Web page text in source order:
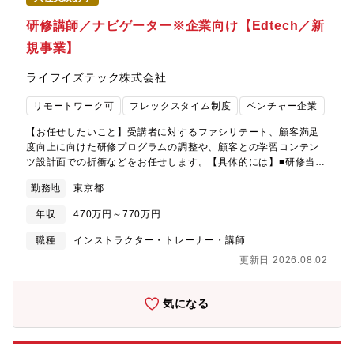
ト可能（全社イベントや業務の必要に応じて東京本社に出社して
いただく必要有）※常時出社しているメンバーや週一出社、月一
出社、社内イベントや大型の飲み会など必要がある際に出社する
メンバーなど様々です。リモート勤務を推奨致しますが、イベン
大切にする文化です。■研修期間について入社後のオンボーディン
グ期間として2～3ヶ月間の研修期間を設けております。（メール
研修・電話研修（受電/架電））研修の中では3ステップを設ける
ことで、達成感を感じながら階段を上がるプロセスを組んでおり
ます。
対して、これからの時代に必要なマインドやスキルセットの習得
を目的としたワークショップ（主力商品は以下3つのシリーズ）
■AIレディネス研修■DXレディネス研修■シチズンデベロップメン
ト（市民開発）研修【顧客先・導入企業】大手企業を中心に、行
DX推進部、人事部の方が商談相手となります。※導入企業例サン
トリーホールディングス、ソニーグループ、NEC、村田製作所、
博報堂DYホールディングス、山梨県 等【ヒト・組織の魅力】
業拡大とともに、組織も拡大。新規事業立ち上げフェーズと、ス
ケールしていく瞬間を実感できます。■商品開発、マーケティン
グ、セールス、研修ファシリテーター、事業企画など、ほとんど
の機能が事業部内にあるため、専門性を追求することも、複数の
ス事例】■セールス（1年） →セールスマネージャー■研修ファシ
ディレクター（1年経験）→事業企画 など【配属先：DX事業部
について】2021年に立ち上がったDX事業部は、今まで中高生向
ジタルネイティブ世代"が、大手企業の役員にリバースメンタリン
研修講師／ナビゲーター※企業向け【Edtech／新
規事業】
ライフイズテック株式会社
リモートワーク可 フレックスタイム制度 ベンチャー企業
【お任せしたいこと】受講者に対するファシリテート、顧客満足
度向上に向けた研修プログラムの調整や、顧客との学習コンテン
ツ設計面での折衝などをお任せします。【具体的には】■研修当日
チューニング・顧客の期待値や受講者の属性などに基づき、研修
の文脈を最適化する■研修プログラムのカスタマイズ / 学習コンテ
ンツの調整・インプット内容、ワーク・スライド設計などの「学
習体験」を、顧客の課題に合わせて制作、提案、調整する【入社
→徐々にプログラムカスタマイズ、長期伴走型のプロジェクト参
タルに苦手意識がある多くの社会人・組織に対して、これからの
時代に必要なマインドやスキルセットの習得を目的としたワーク
ショップ（主力商品は以下3つのシリーズ）■AIレディネス研修
■DXレディネス研修■シチズンデベロップメント（市民開発）研修
勤務地 東京都
年収 470万円～770万円
職種
インストラクター・トレーナー・講師
更新日 2026.08.02
気になる